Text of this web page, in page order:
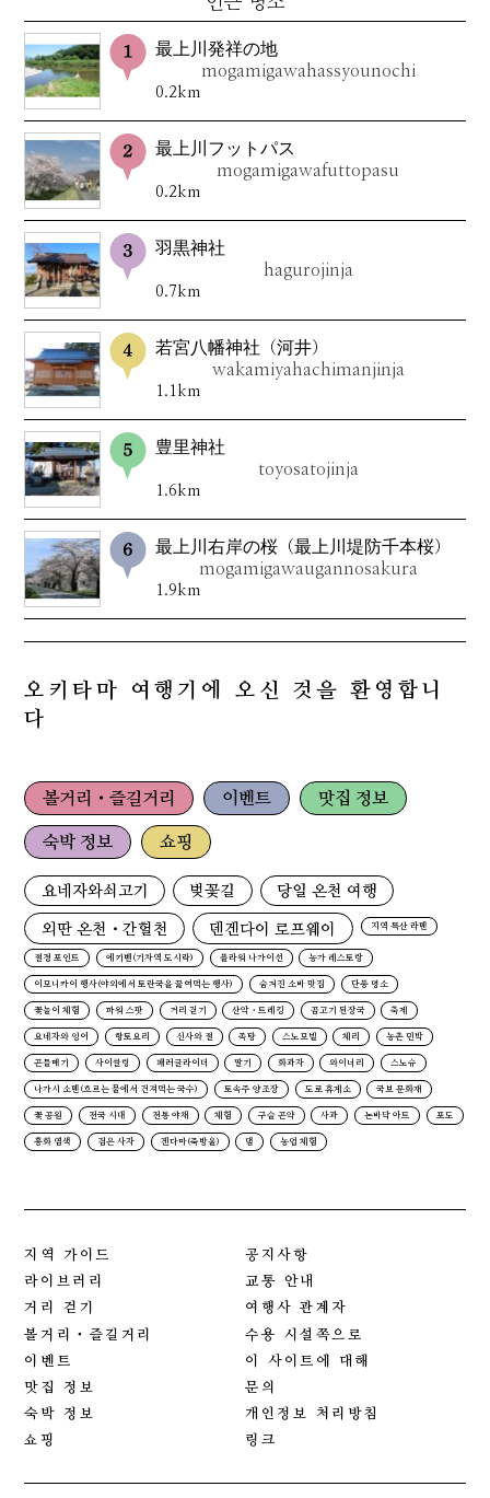
最上川発祥の地
mogamigawahassyounochi
0.2km
最上川フットパス
mogamigawafuttopasu
0.2km
羽黒神社
hagurojinja
0.7km
若宮八幡神社（河井）
wakamiyahachimanjinja
1.1km
豊里神社
toyosatojinja
1.6km
最上川右岸の桜（最上川堤防千本桜）
mogamigawaugannosakura
1.9km
오키타마 여행기에 오신 것을 환영합니
다
볼거리・즐길거리 이벤트 맛집 정보
숙박 정보 쇼핑
요네자와쇠고기 벚꽃길 당일 온천 여행
외딴 온천・간헐천 덴겐다이 로프웨이 지역 특산 라멘
절경 포인트 에키벤(기차역 도시락) 플라워 나가이선 농가 레스토랑
이모니카이 행사(야외에서 토란국을 끓여먹는 행사) 숨겨진 소바 맛집 단풍 명소
꽃놀이 체험 파워 스팟 거리 걷기 산악・트레킹 곰고기 된장국 축제
요네자와 잉어 향토요리 신사와 절 족탕 스노모빌 체리 농촌 민박
곤들매기 사이클링 패러글라이더 딸기 화과자 와이너리 스노슈
나가시 소멘(흐르는 물에서 건져먹는 국수) 토속주 양조장 도로 휴게소 국보 문화재
꽃 공원 전국 시대 전통 야채 체험 구슬 곤약 사과 논바닥 아트 포도
홍화 염색 검은 사자 겐다마(죽방울) 댐 농업 체험
지역 가이드
라이브러리
거리 걷기
볼거리・즐길거리
이벤트
맛집 정보
숙박 정보
쇼핑
공지사항
교통 안내
여행사 관계자
수용 시설쪽으로
이 사이트에 대해
문의
개인정보 처리방침
링크